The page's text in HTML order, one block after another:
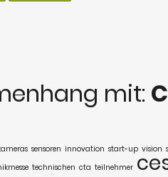
mit:
sensoren innovation start-up vision
technischen cta teilnehmer